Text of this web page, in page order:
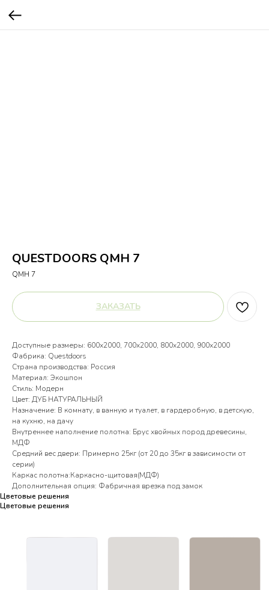
QUESTDOORS QMH 7
QMH 7
ЗАКАЗАТЬ
Доступные размеры: 600х2000, 700х2000, 800х2000, 900х2000
Фабрика: Questdoors
Страна производства: Россия
Материал: Экошпон
Стиль: Модерн
Цвет: ДУБ НАТУРАЛЬНЫЙ
Назначение: В комнату, в ванную и туалет, в гардеробную, в детскую,
на кухню, на дачу
Внутреннее наполнение полотна: Брус хвойных пород древесины,
МДФ
Средний вес двери: Примерно 25кг (от 20 до 35кг в зависимости от
серии)
Каркас полотна:Каркасно-щитовая(МДФ)
Дополнительная опция: Фабричная врезка под замок
Цветовые решения
Цветовые решения